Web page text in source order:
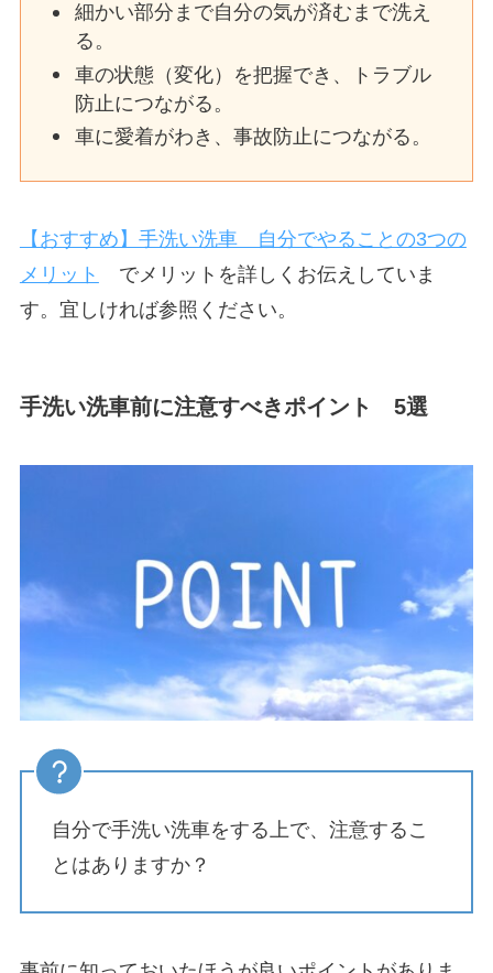
細かい部分まで自分の気が済むまで洗え
る。
車の状態（変化）を把握でき、トラブル
防止につながる。
車に愛着がわき、事故防止につながる。
【おすすめ】手洗い洗車 自分でやることの3つの
メリット
でメリットを詳しくお伝えしていま
す。宜しければ参照ください。
手洗い洗車前に注意すべきポイント 5選
自分で手洗い洗車をする上で、注意するこ
とはありますか？